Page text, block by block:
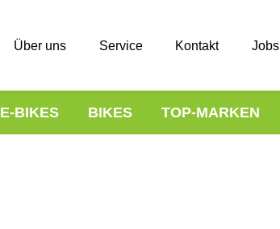
Über uns Service Kontakt Jobs
E-BIKES BIKES TOP-MARKEN